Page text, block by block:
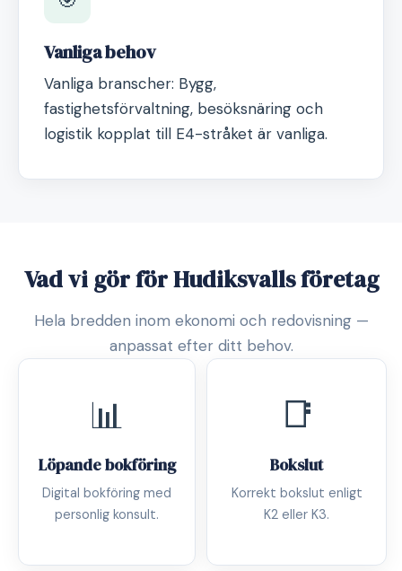
Vanliga behov
Vanliga branscher: Bygg,
fastighetsförvaltning, besöksnäring och
logistik kopplat till E4-stråket är vanliga.
Vad vi gör för Hudiksvalls företag
Hela bredden inom ekonomi och redovisning —
anpassat efter ditt behov.
📊
Löpande bokföring
Digital bokföring med
personlig konsult.
📑
Bokslut
Korrekt bokslut enligt
K2 eller K3.